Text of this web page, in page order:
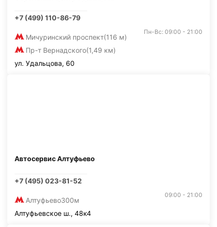
+7 (499) 110-86-79
Мичуринский проспект(116 м)
Пр-т Вернадского(1,49 км)
Пн-Вс: 09:00 - 21:00
ул. Удальцова, 60
Автосервис Алтуфьево
+7 (495) 023-81-52
Алтуфьево300м
09:00 - 21:00
Алтуфьевское ш., 48к4